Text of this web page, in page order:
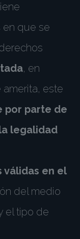
en que se
, en
este
por parte de
legalidad
válidas en el
del medio
el tipo de